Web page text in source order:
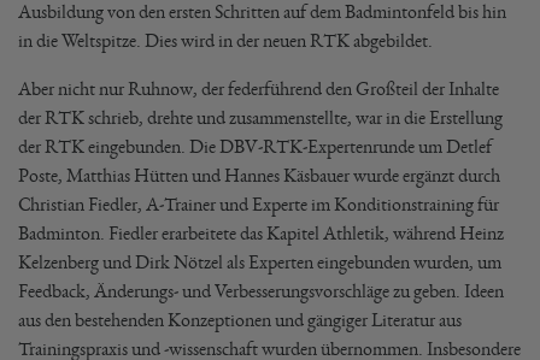
Ausbildung von den ersten Schritten auf dem Badmintonfeld bis hin
in die Weltspitze. Dies wird in der neuen RTK abgebildet.
Aber nicht nur Ruhnow, der federführend den Großteil der Inhalte
der RTK schrieb, drehte und zusammenstellte, war in die Erstellung
der RTK eingebunden. Die DBV-RTK-Expertenrunde um Detlef
Poste, Matthias Hütten und Hannes Käsbauer wurde ergänzt durch
Christian Fiedler, A-Trainer und Experte im Konditionstraining für
Badminton. Fiedler erarbeitete das Kapitel Athletik, während Heinz
Kelzenberg und Dirk Nötzel als Experten eingebunden wurden, um
Feedback, Änderungs- und Verbesserungsvorschläge zu geben. Ideen
aus den bestehenden Konzeptionen und gängiger Literatur aus
Trainingspraxis und -wissenschaft wurden übernommen. Insbesondere